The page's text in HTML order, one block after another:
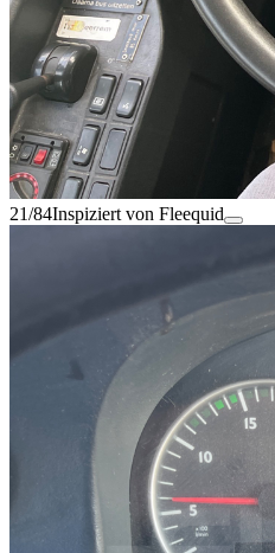
21/84Inspiziert von Fleequid